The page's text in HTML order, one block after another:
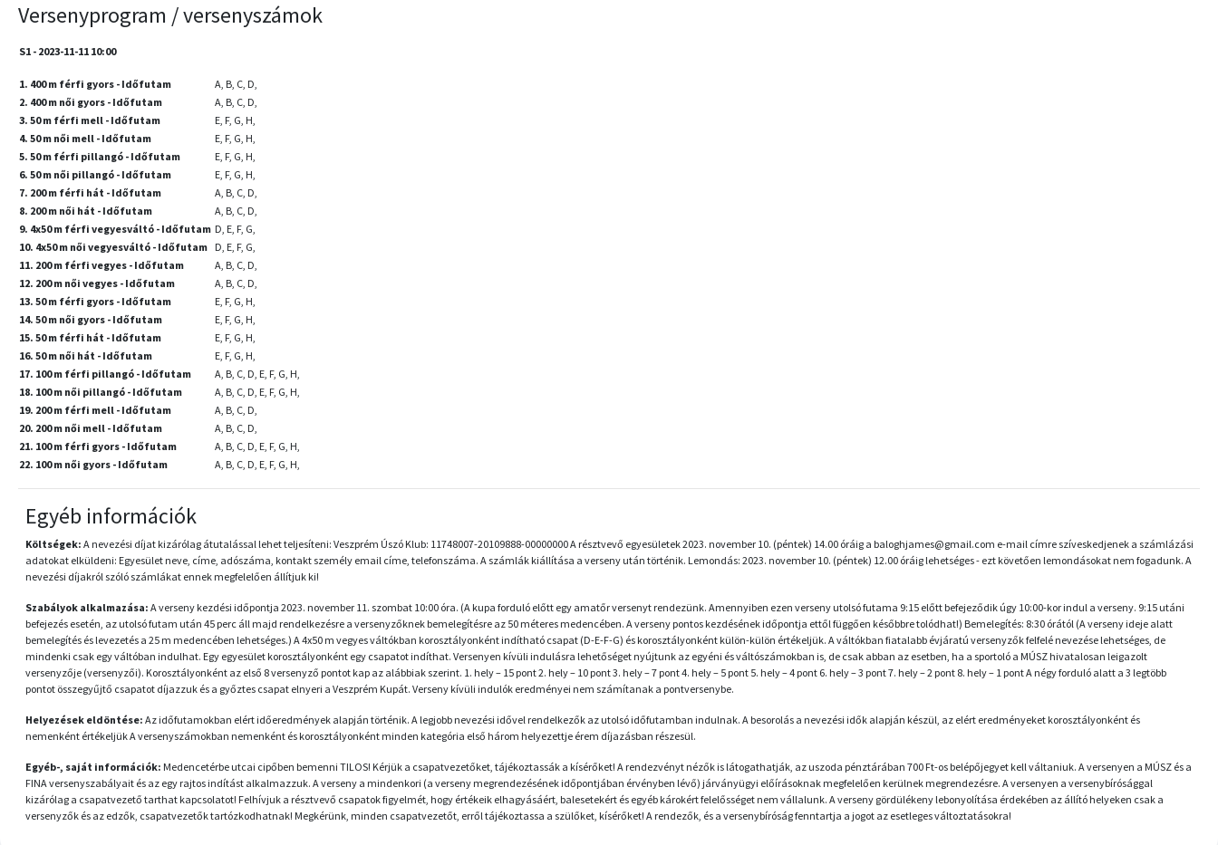
Versenyprogram / versenyszámok
S1 - 2023-11-11 10:00
1. 400 m férfi gyors - Időfutam
A, B, C, D,
2. 400 m női gyors - Időfutam
A, B, C, D,
3. 50 m férfi mell - Időfutam
E, F, G, H,
4. 50 m női mell - Időfutam
E, F, G, H,
5. 50 m férfi pillangó - Időfutam
E, F, G, H,
6. 50 m női pillangó - Időfutam
E, F, G, H,
7. 200 m férfi hát - Időfutam
A, B, C, D,
8. 200 m női hát - Időfutam
A, B, C, D,
9. 4x50 m férfi vegyesváltó - Időfutam D, E, F, G,
10. 4x50 m női vegyesváltó - Időfutam D, E, F, G,
11. 200 m férfi vegyes - Időfutam
A, B, C, D,
12. 200 m női vegyes - Időfutam
A, B, C, D,
13. 50 m férfi gyors - Időfutam
E, F, G, H,
14. 50 m női gyors - Időfutam
E, F, G, H,
15. 50 m férfi hát - Időfutam
E, F, G, H,
16. 50 m női hát - Időfutam
E, F, G, H,
17. 100 m férfi pillangó - Időfutam
A, B, C, D, E, F, G, H,
18. 100 m női pillangó - Időfutam
A, B, C, D, E, F, G, H,
19. 200 m férfi mell - Időfutam
A, B, C, D,
20. 200 m női mell - Időfutam
A, B, C, D,
21. 100 m férfi gyors - Időfutam
A, B, C, D, E, F, G, H,
22. 100 m női gyors - Időfutam
A, B, C, D, E, F, G, H,
Egyéb információk
Költségek: A nevezési díjat kizárólag átutalással lehet teljesíteni: Veszprém Úszó Klub: 11748007-20109888-00000000 A résztvevő egyesületek 2023. november 10. (péntek) 14.00 óráig a baloghjames@gmail.com e-mail címre szíveskedjenek a számlázási
adatokat elküldeni: Egyesület neve, címe, adószáma, kontakt személy email címe, telefonszáma. A számlák kiállítása a verseny után történik. Lemondás: 2023. november 10. (péntek) 12.00 óráig lehetséges - ezt követően lemondásokat nem fogadunk. A
nevezési díjakról szóló számlákat ennek megfelelően állítjuk ki!
Szabályok alkalmazása: A verseny kezdési időpontja 2023. november 11. szombat 10:00 óra. (A kupa forduló előtt egy amatőr versenyt rendezünk. Amennyiben ezen verseny utolsó futama 9:15 előtt befejeződik úgy 10:00-kor indul a verseny. 9:15 utáni
befejezés esetén, az utolsó futam után 45 perc áll majd rendelkezésre a versenyzőknek bemelegítésre az 50 méteres medencében. A verseny pontos kezdésének időpontja ettől függően későbbre tolódhat!) Bemelegítés: 8:30 órától (A verseny ideje alatt
bemelegítés és levezetés a 25 m medencében lehetséges.) A 4x50 m vegyes váltókban korosztályonként indítható csapat (D-E-F-G) és korosztályonként külön-külön értékeljük. A váltókban fiatalabb évjáratú versenyzők felfelé nevezése lehetséges, de
mindenki csak egy váltóban indulhat. Egy egyesület korosztályonként egy csapatot indíthat. Versenyen kívüli indulásra lehetőséget nyújtunk az egyéni és váltószámokban is, de csak abban az esetben, ha a sportoló a MÚSZ hivatalosan leigazolt
versenyzője (versenyzői). Korosztályonként az első 8 versenyző pontot kap az alábbiak szerint. 1. hely – 15 pont 2. hely – 10 pont 3. hely – 7 pont 4. hely – 5 pont 5. hely – 4 pont 6. hely – 3 pont 7. hely – 2 pont 8. hely – 1 pont A négy forduló alatt a 3 legtöbb
pontot összegyűjtő csapatot díjazzuk és a győztes csapat elnyeri a Veszprém Kupát. Verseny kívüli indulók eredményei nem számítanak a pontversenybe.
Helyezések eldöntése: Az időfutamokban elért időeredmények alapján történik. A legjobb nevezési idővel rendelkezők az utolsó időfutamban indulnak. A besorolás a nevezési idők alapján készül, az elért eredményeket korosztályonként és
nemenként értékeljük A versenyszámokban nemenként és korosztályonként minden kategória első három helyezettje érem díjazásban részesül.
Egyéb-, saját információk: Medencetérbe utcai cipőben bemenni TILOS! Kérjük a csapatvezetőket, tájékoztassák a kísérőket! A rendezvényt nézők is látogathatják, az uszoda pénztárában 700 Ft-os belépőjegyet kell váltaniuk. A versenyen a MÚSZ és a
FINA versenyszabályait és az egy rajtos indítást alkalmazzuk. A verseny a mindenkori (a verseny megrendezésének időpontjában érvényben lévő) járványügyi előírásoknak megfelelően kerülnek megrendezésre. A versenyen a versenybírósággal
kizárólag a csapatvezető tarthat kapcsolatot! Felhívjuk a résztvevő csapatok figyelmét, hogy értékeik elhagyásáért, balesetekért és egyéb károkért felelősséget nem vállalunk. A verseny gördülékeny lebonyolítása érdekében az állító helyeken csak a
versenyzők és az edzők, csapatvezetők tartózkodhatnak! Megkérünk, minden csapatvezetőt, erről tájékoztassa a szülőket, kísérőket! A rendezők, és a versenybíróság fenntartja a jogot az esetleges változtatásokra!